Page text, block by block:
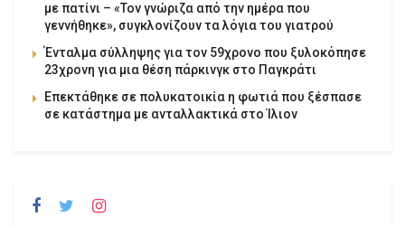
με πατίνι – «Τον γνώριζα από την ημέρα που
γεννήθηκε», συγκλονίζουν τα λόγια του γιατρού
Ένταλμα σύλληψης για τον 59χρονο που ξυλοκόπησε
23χρονη για μια θέση πάρκινγκ στο Παγκράτι
Επεκτάθηκε σε πολυκατοικία η φωτιά που ξέσπασε
σε κατάστημα με ανταλλακτικά στο Ίλιον